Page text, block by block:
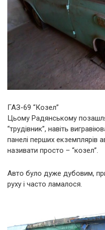
ГАЗ-69 “Козел”
Цьому Радянському
“трудівник”, навіть
панелі перших екземплярів
називати просто – “козел”.
Авто було дуже дубовим,
руху і часто ламалося.